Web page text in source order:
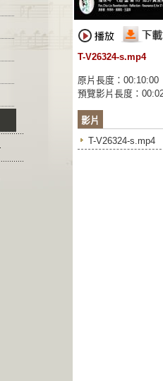
T-V26324-s.mp4
原片長度：00:10:00
預覽影片長度：
影片
T-V26324-s.mp4